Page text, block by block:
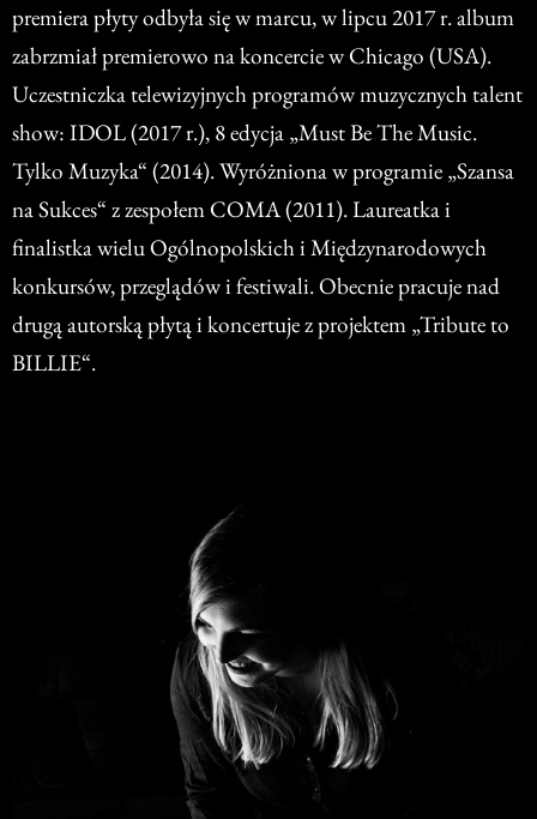
premiera płyty odbyła się w marcu, w lipcu 2017 r. album
zabrzmiał premierowo na koncercie w Chicago (USA).
Uczestniczka telewizyjnych programów muzycznych talent
show: IDOL (2017 r.), 8 edycja „Must Be The Music.
Tylko Muzyka“ (2014). Wyróżniona w programie „Szansa
na Sukces“ z zespołem COMA (2011). Laureatka i
finalistka wielu Ogólnopolskich i Międzynarodowych
konkursów, przeglądów i festiwali. Obecnie pracuje nad
drugą autorską płytą i koncertuje z projektem „Tribute to
BILLIE“.